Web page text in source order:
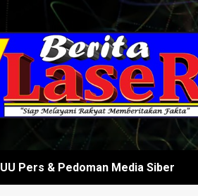
UU Pers & Pedoman Media Siber